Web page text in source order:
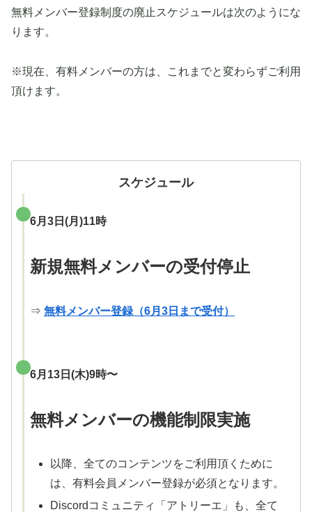
無料メンバー登録制度の廃止スケジュールは次のようにな
ります。
※現在、有料メンバーの方は、これまでと変わらずご利用
頂けます。
スケジュール
6月3日(月)11時
新規無料メンバーの受付停止
⇒ 無料メンバー登録（6月3日まで受付）
6月13日(木)9時〜
無料メンバーの機能制限実施
以降、全てのコンテンツをご利用頂くために
は、有料会員メンバー登録が必須となります。
Discordコミュニティ「アトリーエ」も、全て